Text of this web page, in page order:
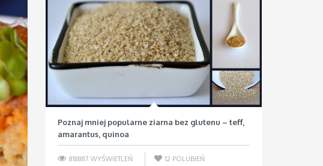
Poznaj mniej popularne ziarna bez glutenu – teff,
amarantus, quinoa
818887 WYŚWIETLEŃ 12 POLUBIEŃ